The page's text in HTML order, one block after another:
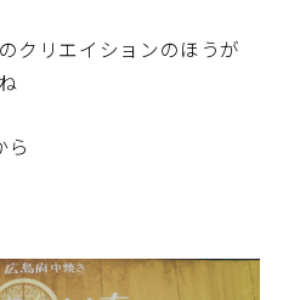
クリエイションのほうが
ら